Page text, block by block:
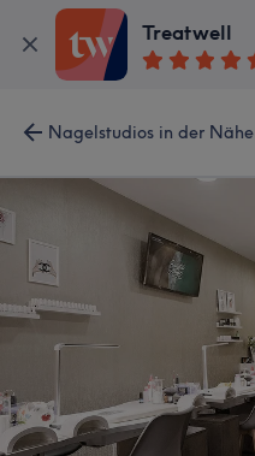
Treatwell
Nagelstudios in der Nähe